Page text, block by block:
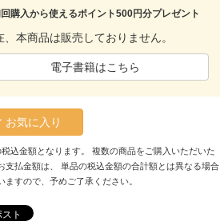
購入から使えるポイント500円分プレゼント
、本商品は販売しておりません。
電子書籍はこちら
お気に入り
込金額となります。 複数の商品をご購入いただいた
支払金額は、 単品の税込金額の合計額とは異なる場合
ますので、予めご了承ください。
ト